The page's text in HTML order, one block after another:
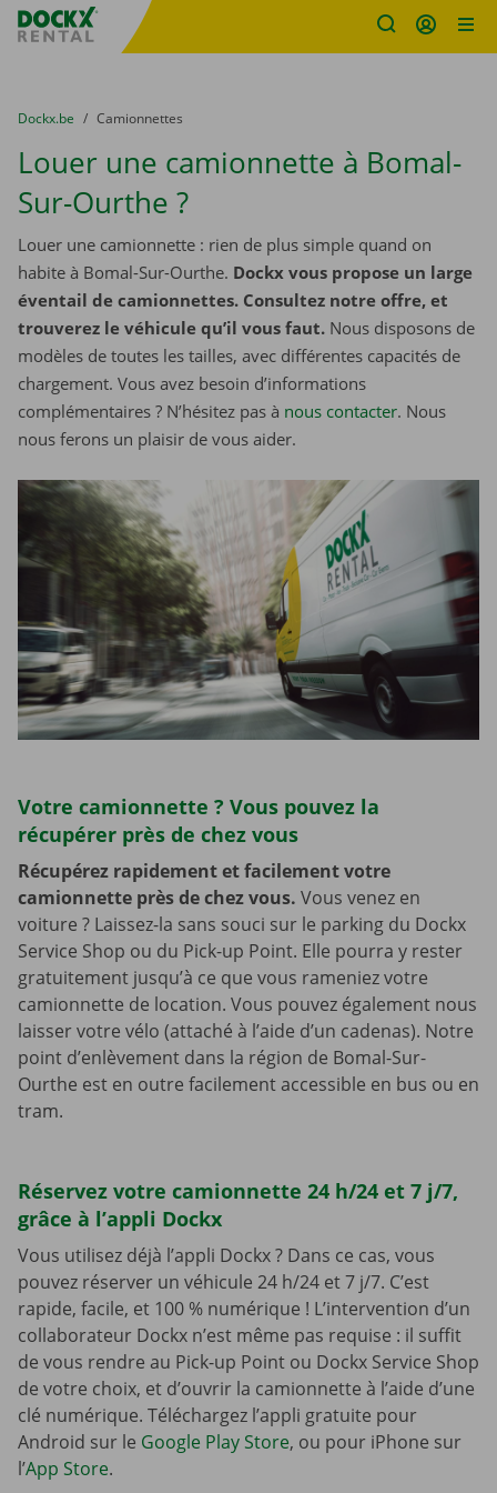
sitename
You are here:
du
Dockx.be to
Camionnettes
Louer une camionnette à Bomal-
Sur-Ourthe ?
Louer une camionnette : rien de plus simple quand on
habite à Bomal-Sur-Ourthe. Dockx vous propose un large
éventail de camionnettes. Consultez notre offre, et
trouverez le véhicule qu’il vous faut. Nous disposons de
modèles de toutes les tailles, avec différentes capacités de
chargement. Vous avez besoin d’informations
complémentaires ? N’hésitez pas à nous contacter. Nous
nous ferons un plaisir de vous aider.
Votre camionnette ? Vous pouvez la
récupérer près de chez vous
Récupérez rapidement et facilement votre
camionnette près de chez vous. Vous venez en
voiture ? Laissez-la sans souci sur le parking du Dockx
Service Shop ou du Pick-up Point. Elle pourra y rester
gratuitement jusqu’à ce que vous rameniez votre
camionnette de location. Vous pouvez également nous
laisser votre vélo (attaché à l’aide d’un cadenas). Notre
point d’enlèvement dans la région de Bomal-Sur-
Ourthe est en outre facilement accessible en bus ou en
tram.
Réservez votre camionnette 24 h/24 et 7 j/7,
grâce à l’appli Dockx
Vous utilisez déjà l’appli Dockx ? Dans ce cas, vous
pouvez réserver un véhicule 24 h/24 et 7 j/7. C’est
rapide, facile, et 100 % numérique ! L’intervention d’un
collaborateur Dockx n’est même pas requise : il suffit
de vous rendre au Pick-up Point ou Dockx Service Shop
de votre choix, et d’ouvrir la camionnette à l’aide d’une
clé numérique. Téléchargez l’appli gratuite pour
Android sur le Google Play Store, ou pour iPhone sur
l’App Store.